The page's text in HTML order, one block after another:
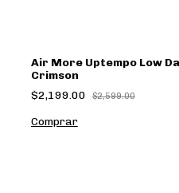
Air More Uptempo Low
Crimson
$2,199.00
$2,599.00
Comprar